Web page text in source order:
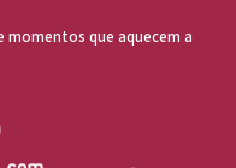
momentos que aquecem a